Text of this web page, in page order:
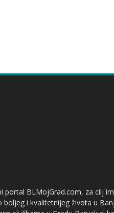
portal BLMojGrad.com, za cilj
boljeg i kvalitetnijeg života u